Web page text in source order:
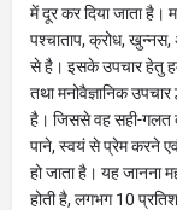
में दूर कर दिया जाता है।
पश्चाताप, क्रोध,
से है। इसके उपचार हेतु
तथा मनोवैज्ञानिक
है। जिससे वह सही-गलत
पाने, स्वयं से प्रेम करने
हो जाता है। यह जानना
होती है, लगभग 10